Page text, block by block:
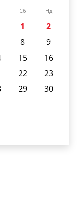
Сб Нд
1
2
8
9
15
16
22
23
29
30